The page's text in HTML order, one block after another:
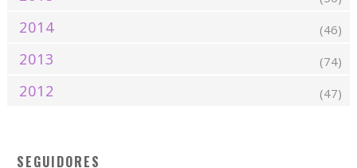
2014 (46)
2013 (74)
2012 (47)
SEGUIDORES